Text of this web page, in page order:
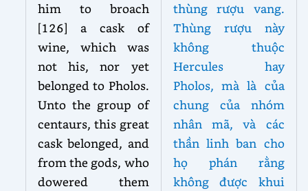
him to broach
[126] a cask of
wine, which was
not his, nor yet
belonged to Pholos.
Unto the group of
centaurs, this great
cask belonged, and
from the gods, who
dowered them
thùng rượu vang.
Thùng rượu này
không thuộc
Hercules hay
Pholos, mà là của
chung của nhóm
nhân mã, và các
thần linh ban cho
họ phán rằng
không được khui